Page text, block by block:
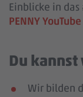
Einblicke in
PENNY
Du
Wir bilden